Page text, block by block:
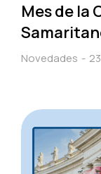
Mes de la
Novedades